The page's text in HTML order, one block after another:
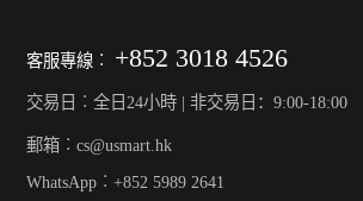
客服專線︰ +852 3018 4526
交易日︰全日24小時 | 非交易日：9:00-18:00
郵箱︰cs@usmart.hk
WhatsApp︰+852 5989 2641